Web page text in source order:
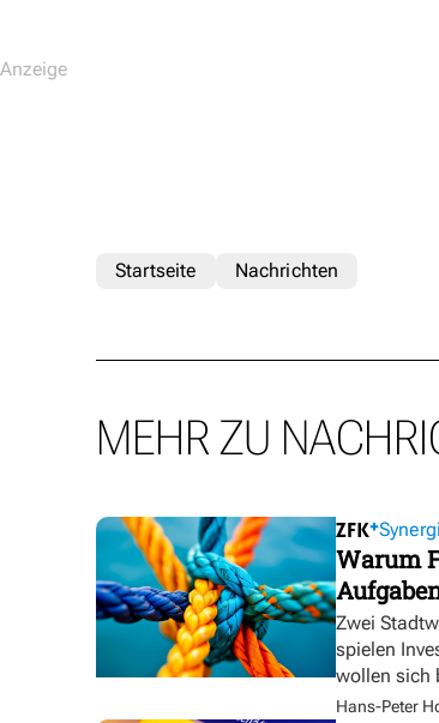
Startseite Nachrichten
MEHR ZU
Warum
Zwei
spielen
wollen sich
Hans-Peter